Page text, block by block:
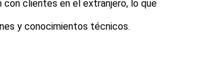
clientes en el extranjero, lo que
y conocimientos técnicos.